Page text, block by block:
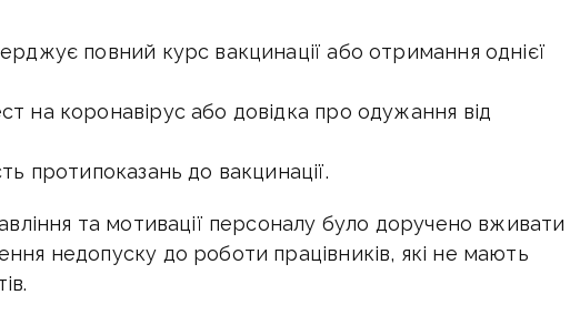
повний курс вакцинації або отримання однієї
на коронавірус або довідка про одужання від
протипоказань до вакцинації.
та мотивації персоналу було доручено вживати
недопуску до роботи працівників, які не мають